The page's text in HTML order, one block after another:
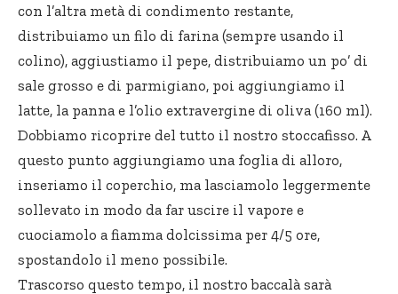
con l’altra metà di condimento restante,
distribuiamo un filo di farina (sempre usando il
colino), aggiustiamo il pepe, distribuiamo un po’ di
sale grosso e di parmigiano, poi aggiungiamo il
latte, la panna e l’olio extravergine di oliva (160 ml).
Dobbiamo ricoprire del tutto il nostro stoccafisso. A
questo punto aggiungiamo una foglia di alloro,
inseriamo il coperchio, ma lasciamolo leggermente
sollevato in modo da far uscire il vapore e
cuociamolo a fiamma dolcissima per 4/5 ore,
spostandolo il meno possibile.
Trascorso questo tempo, il nostro baccalà sarà